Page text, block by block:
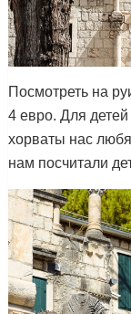
Посмотреть на
4 евро. Для детей
хорваты нас
нам посчитали